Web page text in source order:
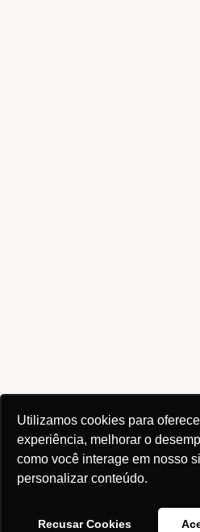
Utilizamos cookies para
experiência, melhorar o
como você interage em nosso
personalizar conteúdo.
Recusar Cookies